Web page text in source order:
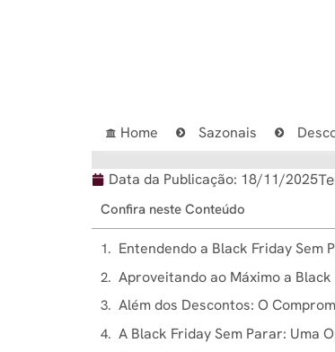
Home Sazonais
Data da Publicação: 18/11/2025
Confira neste Conteúdo
Entendendo a Black Friday Sem
Aproveitando ao Máximo a
Além dos Descontos: O
A Black Friday Sem Parar: Uma